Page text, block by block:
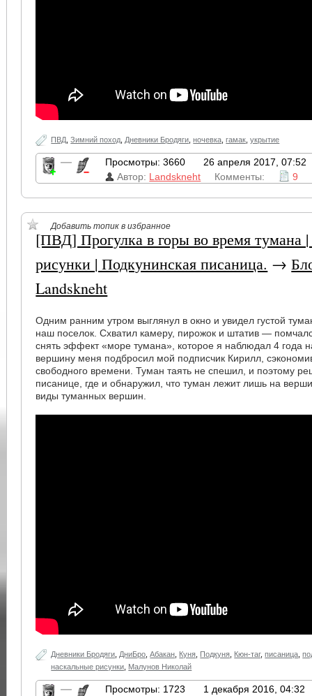
ПВД ,Зимний поход Дневники Бродяги ,ночевка ,гамак ,укрытие
— Просмотры: 3660
26 апреля 2017, 07:52
Автор: Landskneht Комменты: 9
Добавить топик в избранное
[ПВД] Прогулка в горы во время тумана
рисунки | Подкунинская писаница. →
Landskneht
Одним ранним утром выглянул в окно и увидел густой
наш поселок. Схватил камеру, пирожок и штатив —
снять эффект «море тумана», которое я наблюдал 4 года
вершину меня подбросил мой подписчик Кирилл,
свободного времени. Туман таять не спешил, и поэтому
писанице, где и обнаружил, что туман лежит лишь на
виды туманных вершин.
Дневники Бродяги ДниБро ,Абакан Куня Подкуня Кюн-таг,писаница ,
наскальные рисунки Малунов Николай
— Просмотры: 1723
1 декабря 2016, 04:32